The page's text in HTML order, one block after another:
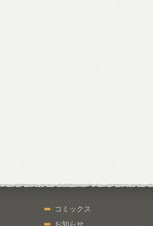
コミックス
お知らせ